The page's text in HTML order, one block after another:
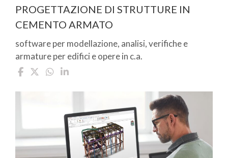
PROGETTAZIONE DI STRUTTURE IN
CEMENTO ARMATO
software per modellazione, analisi, verifiche e
armature per edifici e opere in c.a.